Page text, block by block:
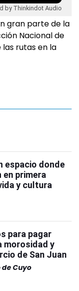
by Thinkindot Audio
gran parte de la
Nacional de
rutas en la
espacio donde
primera
y cultura
para pagar
morosidad y
de San Juan
de Cuyo